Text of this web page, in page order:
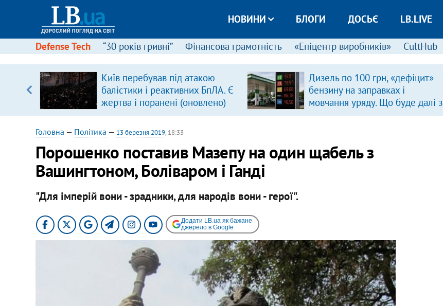
НОВИНИ БЛОГИ ДОСЬЄ LB.LIVE
Defense Tech “30 років гривні” Фінансова грамотність «Епіцентр виробників» CultHub
Київ перебував під атакою
балістики і реактивних БпЛА. Є
жертва і поранені (оновлено)
Дизель по 100 грн, «дефіцит»
бензину на заправках і
мовчання уряду. Що буде далі з
цінами на пальне?
Головна — Політика — 13 березня 2019, 18:33
Порошенко поставив Мазепу на один щабель з
Вашингтоном, Боліваром і Ганді
"Для імперій вони - зрадники, для народів вони - герої".
Додати LB.ua як бажане
джерело в Google